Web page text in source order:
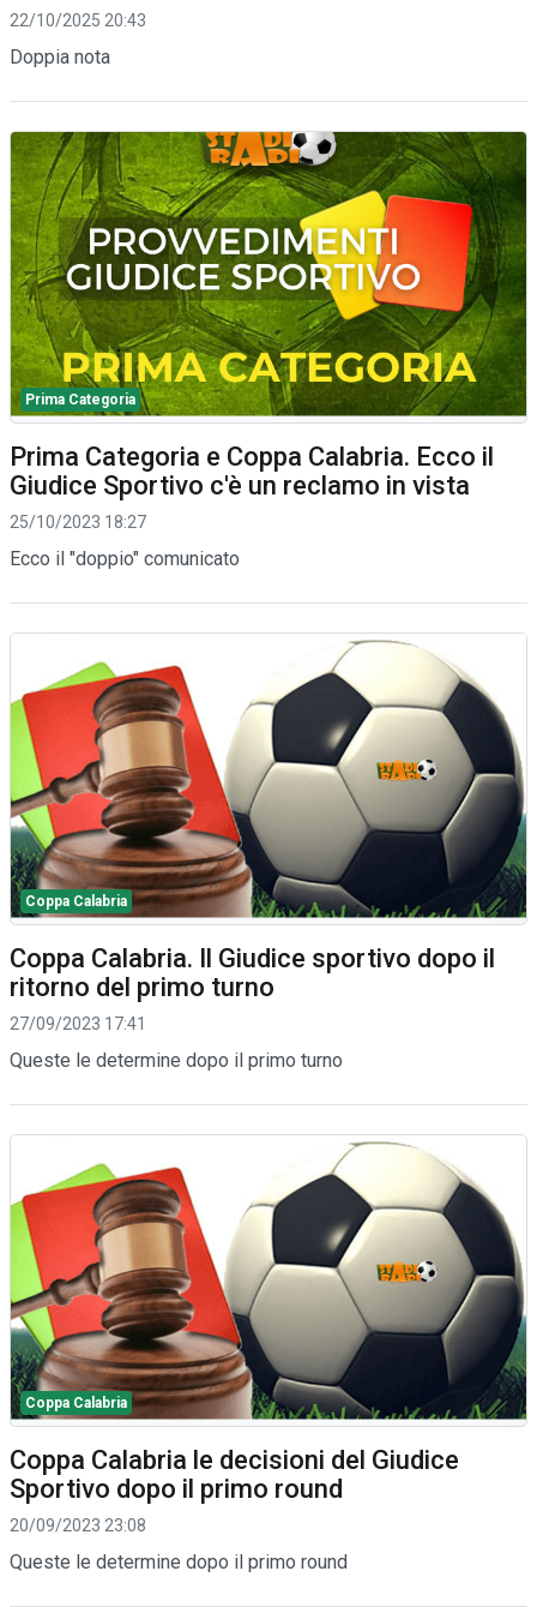
22/10/2025 20:43
Doppia nota
Prima Categoria
Prima Categoria e Coppa Calabria. Ecco il
Giudice Sportivo c'è un reclamo in vista
25/10/2023 18:27
Ecco il "doppio" comunicato
Coppa Calabria
Coppa Calabria. Il Giudice sportivo dopo il
ritorno del primo turno
27/09/2023 17:41
Queste le determine dopo il primo turno
Coppa Calabria
Coppa Calabria le decisioni del Giudice
Sportivo dopo il primo round
20/09/2023 23:08
Queste le determine dopo il primo round